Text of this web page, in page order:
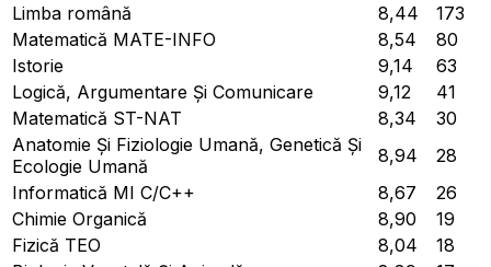
Limba română 8,44
173
Matematică MATE-INFO
8,54
80
Istorie
9,14
63
Logică, Argumentare Și Comunicare
9,12
41
Matematică ST-NAT
8,34
30
Anatomie Și Fiziologie Umană, Genetică Și
Ecologie Umană
8,94
28
Informatică MI C/C++
8,67
26
Chimie Organică
8,90
19
Fizică TEO
8,04
18